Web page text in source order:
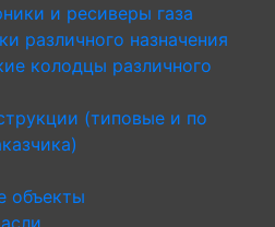
и ресиверы газа
различного назначения
колодцы различного
(типовые и по
объекты